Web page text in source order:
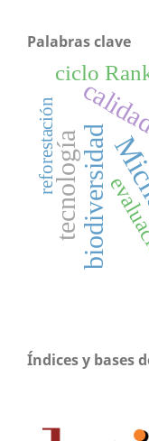
Palabras clave
biodiversidad
tecnología
ciclo
reforestación
Índices y bases